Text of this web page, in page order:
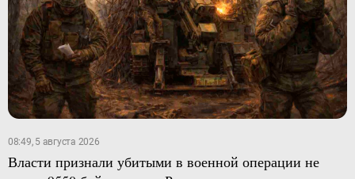
08:49, 5 августа 2026
Власти признали убитыми в военной операции не